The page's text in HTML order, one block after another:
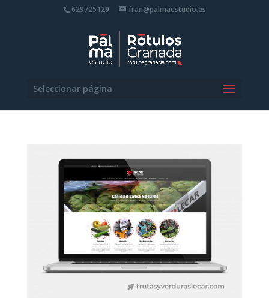
629725129 fran@palmaestudio.es
Seleccionar página